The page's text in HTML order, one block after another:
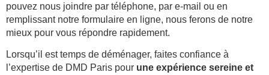
pouvez nous joindre par téléphone, par e-mail ou en
remplissant notre formulaire en ligne, nous ferons de notre
mieux pour vous répondre rapidement.
Lorsqu’il est temps de déménager, faites confiance à
l’expertise de DMD Paris pour une expérience sereine et